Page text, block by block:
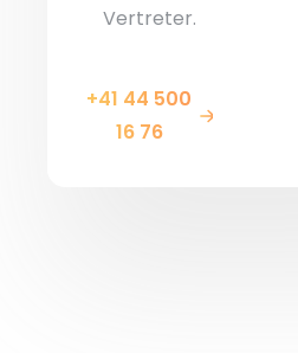
Vertreter.
+41 44 500
16 76